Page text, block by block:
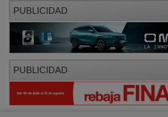
PUBLICIDAD
PUBLICIDAD